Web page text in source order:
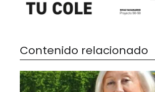
Contenido relacionado